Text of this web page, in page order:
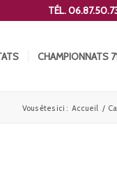
TÉL.
CHAMPIONNATS
Vous êtes ici : Accueil /